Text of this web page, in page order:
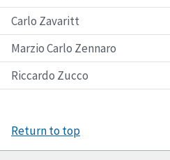
Carlo Zavaritt
Marzio Carlo Zennaro
Riccardo Zucco
Return to top